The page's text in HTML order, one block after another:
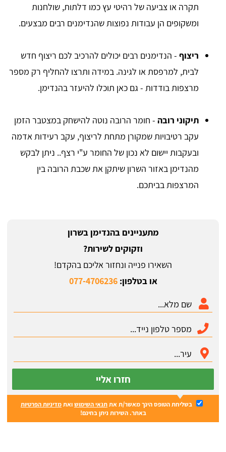
תקרה או צביעה של רהיטי עץ כמו דלתות, שולחנות
ומשקופים הן עבודות נפוצות שהנדימנים רבים מבצעים.
ריצוף - הנדימנים רבים יכולים להרכיב לכם ריצוף חדש
לבית, למרפסת או לגינה. במידה ותרצו להחליף רק מספר
מרצפות בודדות - גם כאן תוכלו להיעזר בהנדימן.
תיקוני רובה - חומר הרובה נוטה להישחק במצטבר הזמן
עקב רטיבויות שמקורן מתחת לריצוף, עקב רעידות אדמה
ובעקבות יישום לא נכון של החומר ע"י רצף.. ניתן לבקש
מהנדימן באזור השרון שיתקן את שכבת הרובה בין
המרצפות בביתכם.
מתעניינים בהנדימן בשרון
וזקוקים לשירות?
השאירו פנייה ונחזור אליכם בהקדם!
או בטלפון:077-4706236
חזרו אליי
בשליחת הטופס הינך מאשר/ת אתתנאי השימושואתמדיניות הפרטיות
באתר. השירות ניתן בחינם!